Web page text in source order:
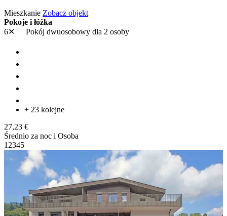
Mieszkanie Zobacz objekt
Pokoje i łóżka
6✕
Pokój dwuosobowy dla 2 osoby
+ 23 kolejne
27,23 €
Średnio za noc i Osoba
1 2345